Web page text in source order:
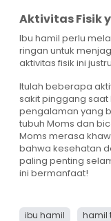
Aktivitas Fisik
Ibu hamil perlu
ringan untuk
aktivitas fisik ini
Itulah beberapa
sakit pinggang saat
pengalaman yang
tubuh Moms dan
Moms merasa
bahwa kesehatan
paling penting
ini bermanfaat!
ibu hamil hamil